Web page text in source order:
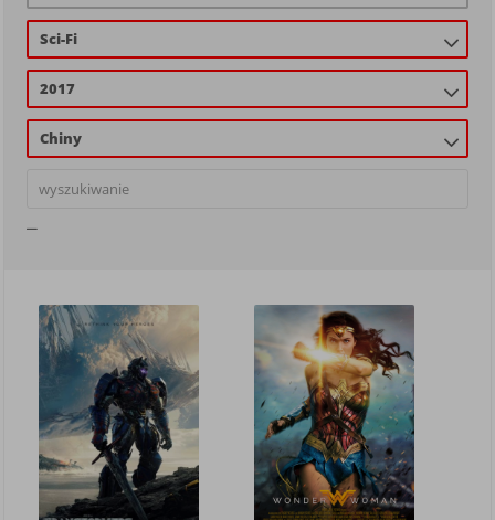
Sci-Fi
2017
Chiny